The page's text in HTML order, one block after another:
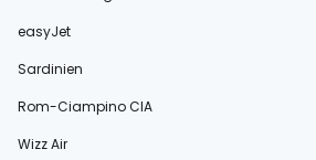
easyJet
Sardinien
Rom-Ciampino CIA
Wizz Air